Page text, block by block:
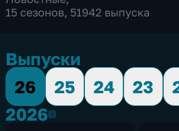
15 сезонов, 51942 выпуска
Выпуски
26
25 24 23
20262026